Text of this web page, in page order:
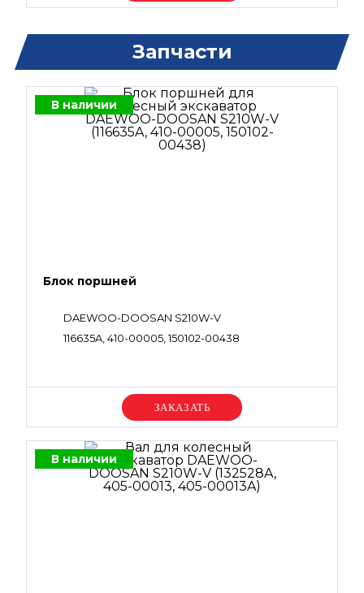
Запчасти
В наличии
Блок поршней
DAEWOO-DOOSAN S210W-V
116635A, 410-00005, 150102-00438
Уточняйте цену
В наличии